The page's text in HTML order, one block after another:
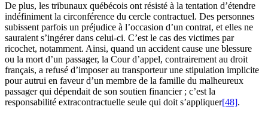
De plus, les tribunaux québécois ont résisté à la tentation d’étendre
indéfiniment la circonférence du cercle contractuel. Des personnes
subissent parfois un préjudice à l’occasion d’un contrat, et elles ne
sauraient s’ingérer dans celui-ci. C’est le cas des victimes par
ricochet, notamment. Ainsi, quand un accident cause une blessure
ou la mort d’un passager, la Cour d’appel, contrairement au droit
français, a refusé d’imposer au transporteur une stipulation implicite
pour autrui en faveur d’un membre de la famille du malheureux
passager qui dépendait de son soutien financier ; c’est la
responsabilité extracontractuelle seule qui doit s’appliquer[48].